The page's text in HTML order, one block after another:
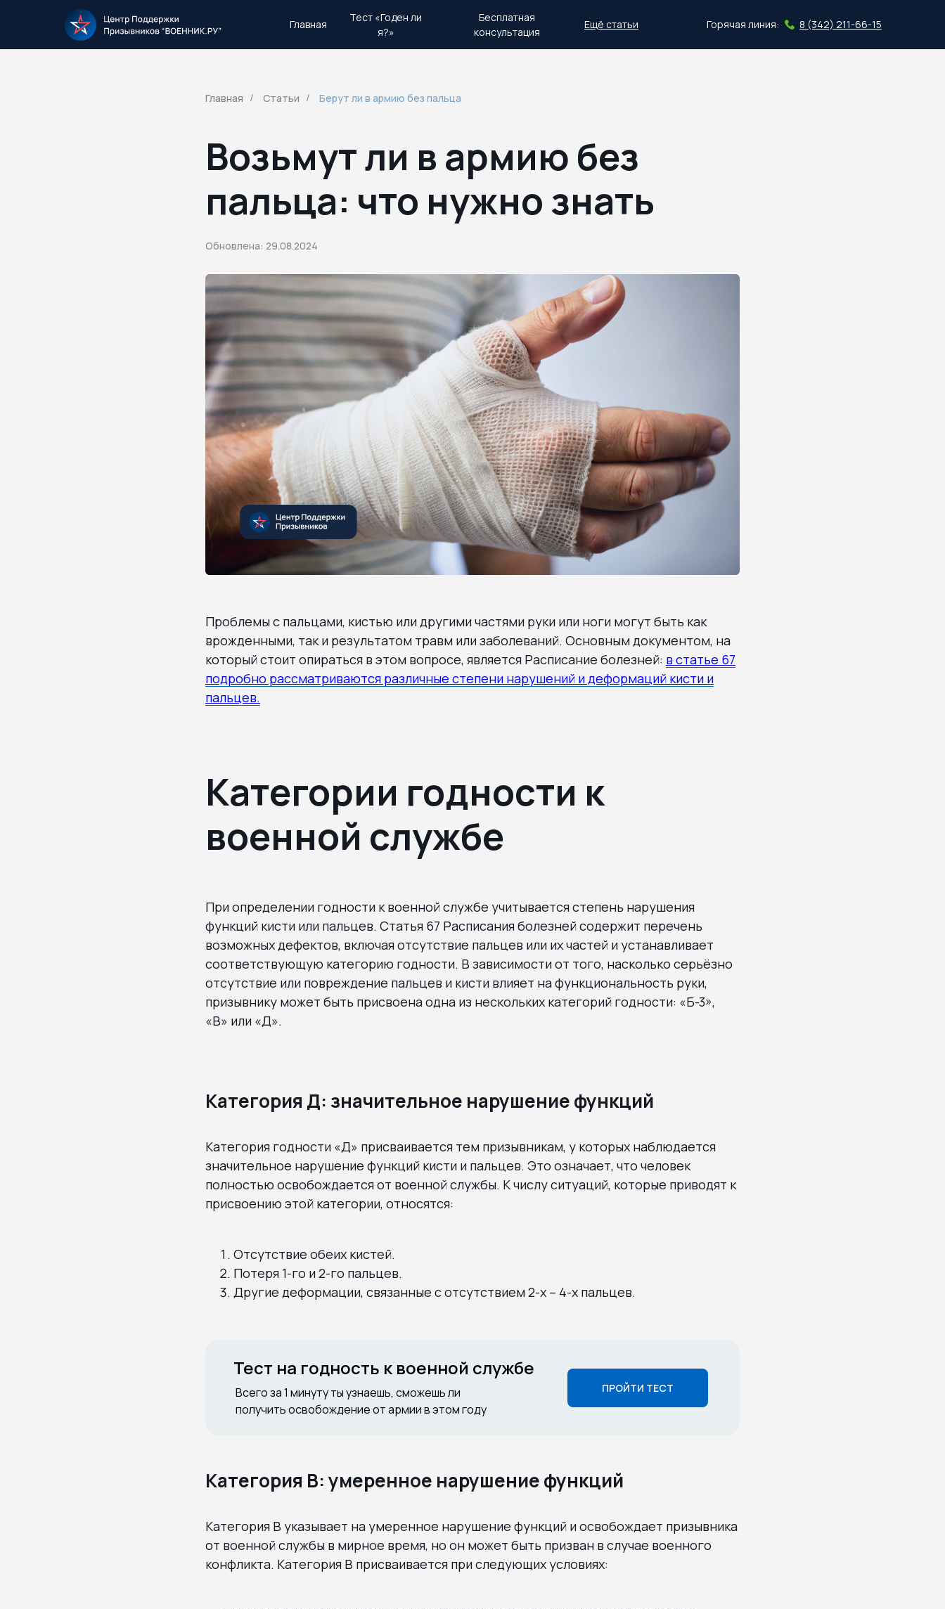
8 (342) 211-66-15
Горячая линия:
Ещё статьи
Тест «Годен ли
я?»
Главная
Бесплатная
консультация
Главная / Статьи / Берут ли в армию без пальца
Возьмут ли в армию без
пальца: что нужно знать
Обновлена: 29.08.2024
Проблемы с пальцами, кистью или другими частями руки или ноги могут быть как
врожденными, так и результатом травм или заболеваний. Основным документом, на
который стоит опираться в этом вопросе, является Расписание болезней: в статье 67
подробно рассматриваются различные степени нарушений и деформаций кисти и
пальцев.
Категории годности к
военной службе
При определении годности к военной службе учитывается степень нарушения
функций кисти или пальцев. Статья 67 Расписания болезней содержит перечень
возможных дефектов, включая отсутствие пальцев или их частей и устанавливает
соответствующую категорию годности. В зависимости от того, насколько серьёзно
отсутствие или повреждение пальцев и кисти влияет на функциональность руки,
призывнику может быть присвоена одна из нескольких категорий годности: «Б-3»,
«В» или «Д».
Категория Д: значительное нарушение функций
Категория годности «Д» присваивается тем призывникам, у которых наблюдается
значительное нарушение функций кисти и пальцев. Это означает, что человек
полностью освобождается от военной службы. К числу ситуаций, которые приводят к
присвоению этой категории, относятся:
Отсутствие обеих кистей.
Потеря 1-го и 2-го пальцев.
Другие деформации, связанные с отсутствием 2-х – 4-х пальцев.
ПРОЙТИ ТЕСТ
Тест на годность к военной службе
Всего за 1 минуту ты узнаешь, сможешь ли
получить освобождение от армии в этом году
Категория В: умеренное нарушение функций
Категория В указывает на умеренное нарушение функций и освобождает призывника
от военной службы в мирное время, но он может быть призван в случае военного
конфликта. Категория В присваивается при следующих условиях: